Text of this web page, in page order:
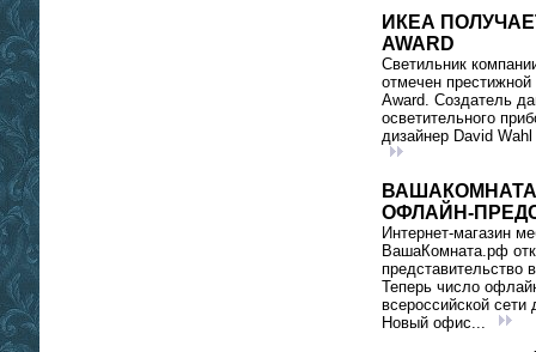
ИКЕА
AWARD
Светильник
отмечен
Award. Создатель
осветительного
дизайнер David
ОФЛАЙН-
Интернет-магазин
ВашаКомната.рф
представительство
Теперь число
всероссийской сети
Новый офис...